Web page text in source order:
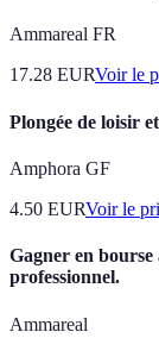
Ammareal FR
17.28 EURVoir le
Plongée de loisir
Amphora GF
4.50 EURVoir le
Gagner en
professionnel.
Ammareal